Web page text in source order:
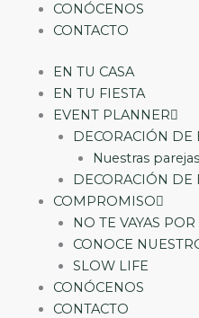
CONÓCENOS
CONTACTO
EN TU CASA
EN TU FIESTA
EVENT PLANNER
DECORACIÓN DE
Nuestras parejas
DECORACIÓN DE
COMPROMISO
NO TE VAYAS
CONOCE
SLOW LIFE
CONÓCENOS
CONTACTO